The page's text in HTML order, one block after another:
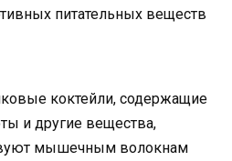
питательных веществ
коктейли, содержащие
и другие вещества,
мышечным волокнам